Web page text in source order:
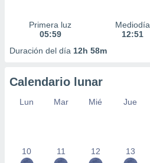
Primera luz
05:59
Mediodía
12:51
Duración del día 12h 58m
Calendario lunar
Lun Mar Mié Jue
10 11 12 13